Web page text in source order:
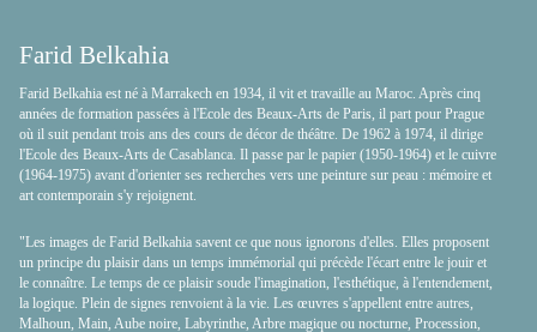
Farid Belkahia
Farid Belkahia est né à Marrakech en 1934, il vit et travaille au Maroc. Après cinq
années de formation passées à l'Ecole des Beaux-Arts de Paris, il part pour Prague
où il suit pendant trois ans des cours de décor de théâtre. De 1962 à 1974, il dirige
l'Ecole des Beaux-Arts de Casablanca. Il passe par le papier (1950-1964) et le cuivre
(1964-1975) avant d'orienter ses recherches vers une peinture sur peau : mémoire et
art contemporain s'y rejoignent.
"Les images de Farid Belkahia savent ce que nous ignorons d'elles. Elles proposent
un principe du plaisir dans un temps immémorial qui précède l'écart entre le jouir et
le connaître. Le temps de ce plaisir soude l'imagination, l'esthétique, à l'entendement,
la logique. Plein de signes renvoient à la vie. Les œuvres s'appellent entre autres,
Malhoun, Main, Aube noire, Labyrinthe, Arbre magique ou nocturne, Procession,